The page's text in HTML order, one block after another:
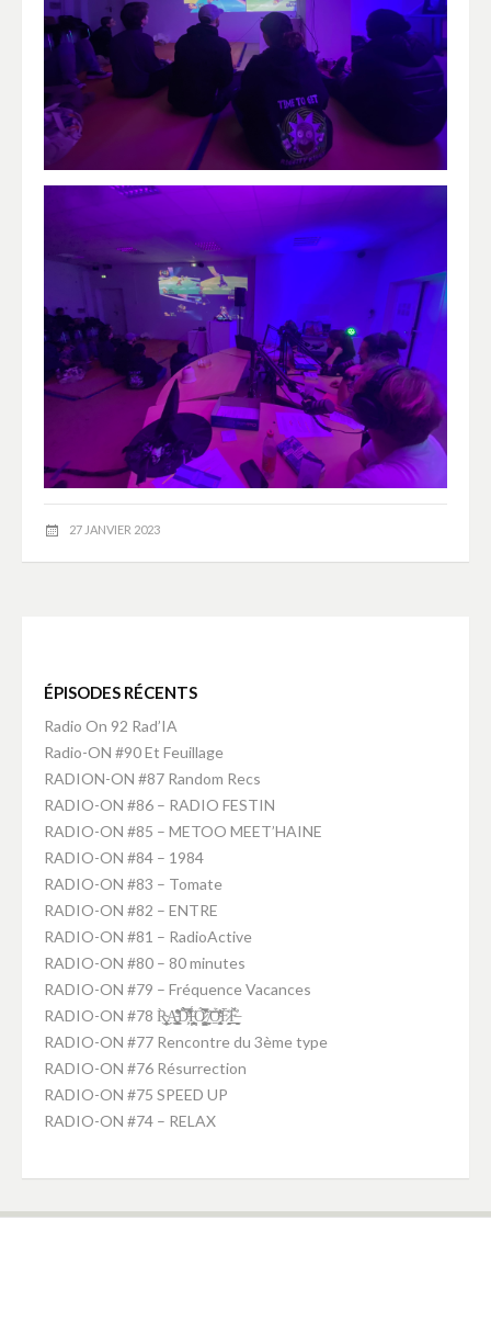
27 JANVIER 2023
ÉPISODES RÉCENTS
Radio On 92 Rad’IA
Radio-ON #90 Et Feuillage
RADION-ON #87 Random Recs
RADIO-ON #86 – RADIO FESTIN
RADIO-ON #85 – METOO MEET’HAINE
RADIO-ON #84 – 1984
RADIO-ON #83 – Tomate
RADIO-ON #82 – ENTRE
RADIO-ON #81 – RadioActive
RADIO-ON #80 – 80 minutes
RADIO-ON #79 – Fréquence Vacances
RADIO-ON #78 R̴͕̭͈͎̥̹̦̀͜A̵̛͚̤̝̥̥͉̘̜͇͒̽͋̑ͅD̵̛͕̗̑̈́̂͑̿́̕Ḯ̵̪̘͕̪͙̘̤̋Ó̷̧̺̙̮͚̫͛̃̀̊̿̚ ̸̼̻͝O̴̭̱͔̖̩̫͈͍̜͊́̓̇͛F̷̞̭̟̖̘̀̒̄F̶̤̠̻̫̲̲̮̗̣̓̈́̌
RADIO-ON #77 Rencontre du 3ème type
RADIO-ON #76 Résurrection
RADIO-ON #75 SPEED UP
RADIO-ON #74 – RELAX